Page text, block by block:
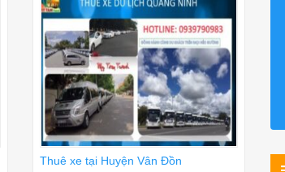
Thuê xe tại Huyện Vân Đồn